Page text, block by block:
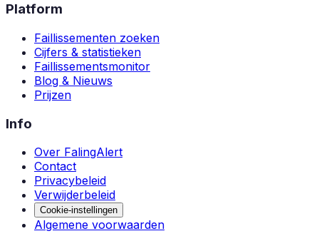
Platform
Faillissementen zoeken
Cijfers & statistieken
Faillissementsmonitor
Blog & Nieuws
Prijzen
Info
Over FalingAlert
Contact
Privacybeleid
Verwijderbeleid
Cookie-instellingen
Algemene voorwaarden